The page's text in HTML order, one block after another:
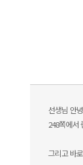
선생님 안
248쪽에서
그리고 바